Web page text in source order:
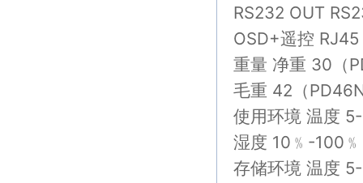
RS232 OUT
OSD+遥控 RJ45
重量 净重 30（
毛重 42（
使用环境 温度
湿度 10﹪-100﹪
存储环境 温度